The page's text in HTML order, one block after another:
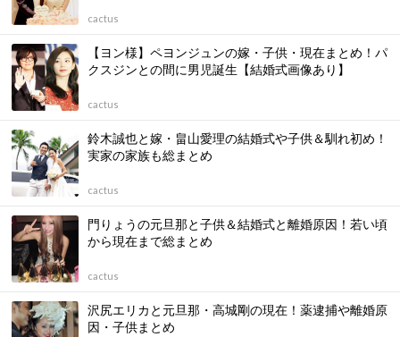
cactus
【ヨン様】ペヨンジュンの嫁・子供・現在まとめ！パ
クスジンとの間に男児誕生【結婚式画像あり】
cactus
鈴木誠也と嫁・畠山愛理の結婚式や子供＆馴れ初め！
実家の家族も総まとめ
cactus
門りょうの元旦那と子供＆結婚式と離婚原因！若い頃
から現在まで総まとめ
cactus
沢尻エリカと元旦那・高城剛の現在！薬逮捕や離婚原
因・子供まとめ